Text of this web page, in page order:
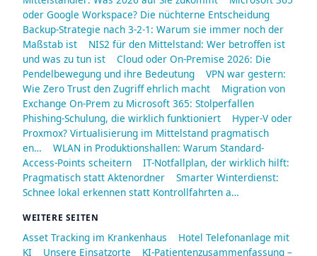
oder Google Workspace? Die nüchterne Entscheidung
Backup-Strategie nach 3-2-1: Warum sie immer noch der
Maßstab ist
NIS2 für den Mittelstand: Wer betroffen ist
und was zu tun ist
Cloud oder On-Premise 2026: Die
Pendelbewegung und ihre Bedeutung
VPN war gestern:
Wie Zero Trust den Zugriff ehrlich macht
Migration von
Exchange On-Prem zu Microsoft 365: Stolperfallen
Phishing-Schulung, die wirklich funktioniert
Hyper-V oder
Proxmox? Virtualisierung im Mittelstand pragmatisch
en…
WLAN in Produktionshallen: Warum Standard-
Access-Points scheitern
IT-Notfallplan, der wirklich hilft:
Pragmatisch statt Aktenordner
Smarter Winterdienst:
Schnee lokal erkennen statt Kontrollfahrten a…
WEITERE SEITEN
Asset Tracking im Krankenhaus
Hotel Telefonanlage mit
KI
Unsere Einsatzorte KI-Patientenzusammenfassung –